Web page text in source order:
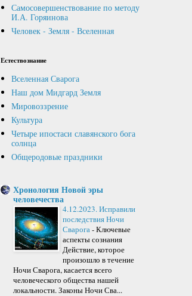
Самосовершенствование по методу
И.А. Горяинова
Человек - Земля - Вселенная
Естествознание
Вселенная Сварога
Наш дом Мидгард Земля
Мировоззрение
Культура
Четыре ипостаси славянского бога
солнца
Общеродовые праздники
Хронология Новой эры
человечества
4.12.2023. Исправили
последствия Ночи
Сварога-Ключевые
аспекты сознания
Действие, которое
произошло в течение
Ночи Сварога, касается всего
человеческого общества нашей
локальности. Законы Ночи Сва...